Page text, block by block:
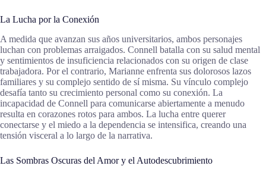
La Lucha por la Conexión
A medida que avanzan sus años universitarios, ambos personajes
luchan con problemas arraigados. Connell batalla con su salud mental
y sentimientos de insuficiencia relacionados con su origen de clase
trabajadora. Por el contrario, Marianne enfrenta sus dolorosos lazos
familiares y su complejo sentido de sí misma. Su vínculo complejo
desafía tanto su crecimiento personal como su conexión. La
incapacidad de Connell para comunicarse abiertamente a menudo
resulta en corazones rotos para ambos. La lucha entre querer
conectarse y el miedo a la dependencia se intensifica, creando una
tensión visceral a lo largo de la narrativa.
Las Sombras Oscuras del Amor y el Autodescubrimiento